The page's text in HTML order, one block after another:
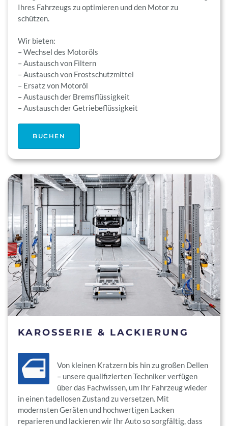
Ihres Fahrzeugs zu optimieren und den Motor zu
schützen.
Wir bieten:
– Wechsel des Motoröls
– Austausch von Filtern
– Austausch von Frostschutzmittel
– Ersatz von Motoröl
– Austausch der Bremsflüssigkeit
– Austausch der Getriebeflüssigkeit
BUCHEN
KAROSSERIE & LACKIERUNG
Von kleinen Kratzern bis hin zu großen Dellen
– unsere qualifizierten Techniker verfügen
über das Fachwissen, um Ihr Fahrzeug wieder
in einen tadellosen Zustand zu versetzen. Mit
modernsten Geräten und hochwertigen Lacken
reparieren und lackieren wir Ihr Auto so sorgfältig, dass